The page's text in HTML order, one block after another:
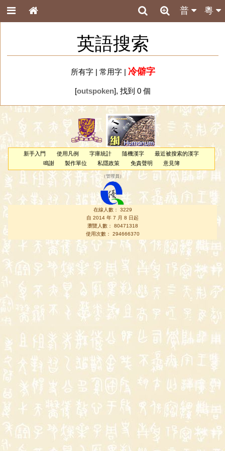
粵
普
英語搜索
所有字| 常用字| 冷僻字
[outspoken], 找到 0 個
新手入門 使用凡例 字庫統計 隨機漢字
最近被搜索的漢字
鳴謝
製作單位 私隱政策 免責聲明 意見簿
（管理員 ）
在線人數： 3229
自 2014 年 7 月 8 日起
瀏覽人數： 80471318
使用次數： 294666370